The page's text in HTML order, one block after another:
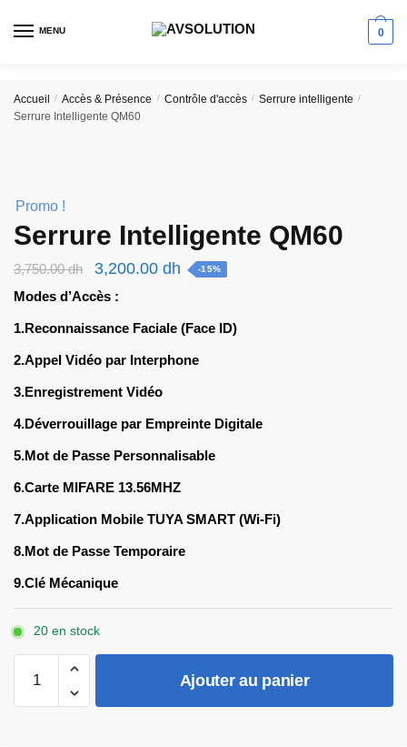
MENU 0
Accueil / Accès & Présence / Contrôle d'accès / Serrure intelligente /
Serrure Intelligente QM60
Promo !
Serrure Intelligente QM60
3,750.00dh
Le
prix
3,750.00 dh.
3,200.00 dh Le
est :
3,200.00 dh.
-15%
Modes d’Accès :
1.Reconnaissance Faciale (Face ID)
2.Appel Vidéo par Interphone
3.Enregistrement Vidéo
4.Déverrouillage par Empreinte Digitale
5.Mot de Passe Personnalisable
6.Carte MIFARE 13.56MHZ
7.Application Mobile TUYA SMART (Wi-Fi)
8.Mot de Passe Temporaire
9.Clé Mécanique
20 en stock
Serrure
Ajouter au panier